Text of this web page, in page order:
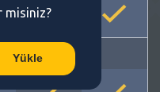
misiniz?
Yükle